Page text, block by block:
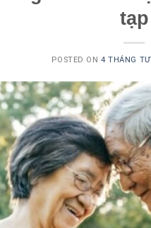
tạp
POSTED ON4 THÁNG